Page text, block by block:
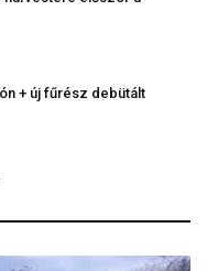
+ új fűrész debütált